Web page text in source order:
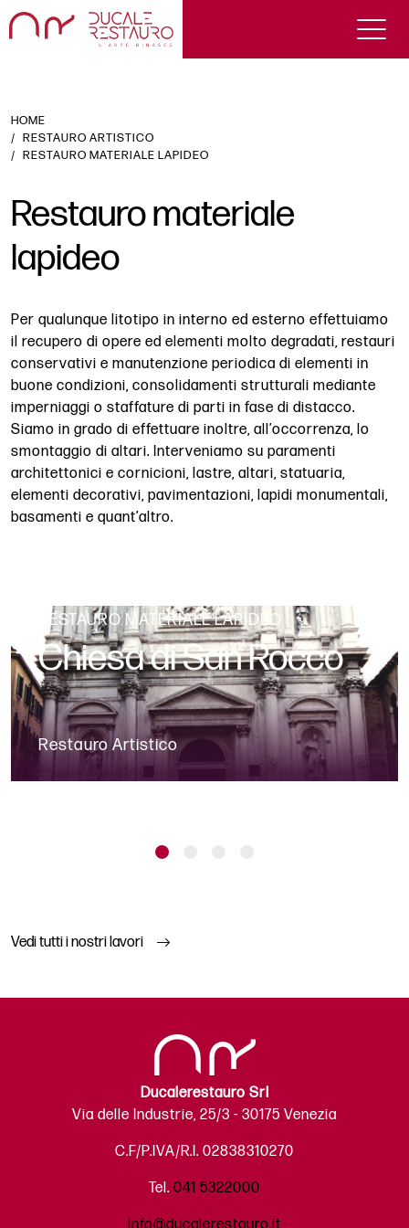
HOME
RESTAURO ARTISTICO
RESTAURO MATERIALE LAPIDEO
Restauro materiale
lapideo
Per qualunque litotipo in interno ed esterno effettuiamo
il recupero di opere ed elementi molto degradati, restauri
conservativi e manutenzione periodica di elementi in
buone condizioni, consolidamenti strutturali mediante
imperniaggi o staffature di parti in fase di distacco.
Siamo in grado di effettuare inoltre, all’occorrenza, lo
smontaggio di altari. Interveniamo su paramenti
architettonici e cornicioni, lastre, altari, statuaria,
elementi decorativi, pavimentazioni, lapidi monumentali,
basamenti e quant’altro.
RESTAURO MATERIALE LAPIDEO
Chiesa di San Rocco
Restauro Artistico
Vedi tutti i nostri lavori
Ducalerestauro Srl
Via delle Industrie, 25/3 - 30175 Venezia
C.F/P.IVA/R.I. 02838310270
Tel. 041 5322000
info@ducalerestauro.it